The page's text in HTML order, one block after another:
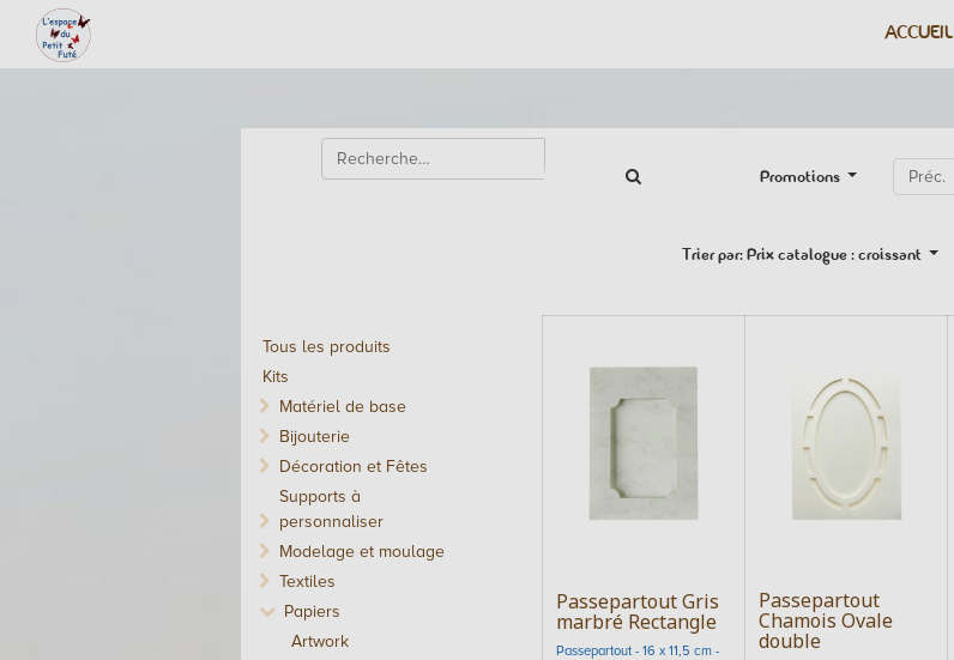
ACCUEIL
Promotions Préc.
Trier par: Prix catalogue : croissant
Tous les produits
Kits
Matériel de base
Bijouterie
Décoration et Fêtes
Supports à
personnaliser
Modelage et moulage
Textiles
Papiers
Artwork
Passepartout Gris
marbré Rectangle
Passepartout - 16 x 11,5 cm -
Passepartout
Chamois Ovale
double